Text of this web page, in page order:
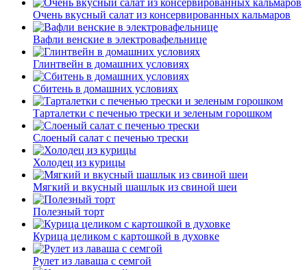
Очень вкусный салат из консервированных кальмаров
Вафли венские в электровафельнице
Глинтвейн в домашних условиях
Сбитень в домашних условиях
Тарталетки с печенью трески и зеленым горошком
Слоеный салат с печенью трески
Холодец из курицы
Мягкий и вкусный шашлык из свиной шеи
Полезный торт
Курица целиком с картошкой в духовке
Рулет из лаваша с семгой